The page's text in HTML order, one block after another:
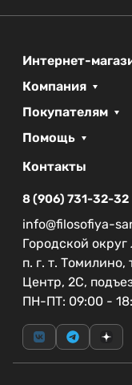
Интернет-
Компания
Покупателям
Помощь
Контакты
8 (906) 731-32-32
info@filosofiya-
Городской
п. г. т.
Центр, 2С,
ПН-ПТ: 09:00 -